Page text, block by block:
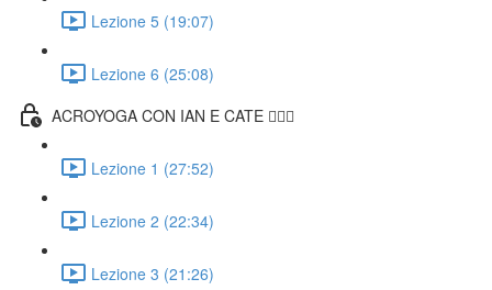
Lezione 5 (19:07)
Lezione 6 (25:08)
ACROYOGA CON IAN E CATE 🤸🏻‍♀️
Lezione 1 (27:52)
Lezione 2 (22:34)
Lezione 3 (21:26)